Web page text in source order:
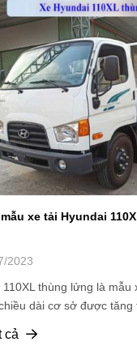
xe tải Hyundai
2023
110XL thùng lửng là
dài cơ sở được
cả